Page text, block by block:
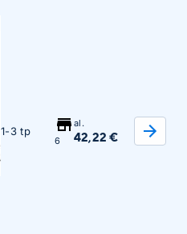
1-3 tp
6
al.
42,22 €